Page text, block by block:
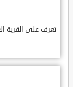
تعرف على القرية